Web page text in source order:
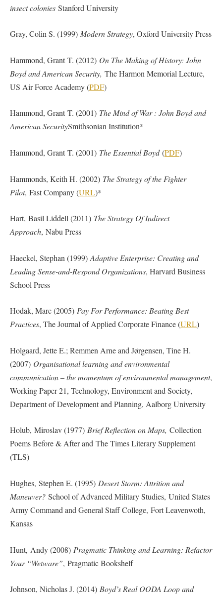
insect colonies Stanford University
Gray, Colin S. (1999) Modern Strategy, Oxford University Press
Hammond, Grant T. (2012) On The Making of History: John
Boyd and American Security, The Harmon Memorial Lecture,
US Air Force Academy (PDF)
Hammond, Grant T. (2001) The Mind of War : John Boyd and
American SecuritySmithsonian Institution*
Hammond, Grant T. (2001) The Essential Boyd(PDF)
Hammonds, Keith H. (2002) The Strategy of the Fighter
Pilot, Fast Company (URL)*
Hart, Basil Liddell (2011) The Strategy Of Indirect
Approach, Nabu Press
Haeckel, Stephan (1999) Adaptive Enterprise: Creating and
Leading Sense-and-Respond Organizations, Harvard Business
School Press
Hodak, Marc (2005) Pay For Performance: Beating Best
Practices, The Journal of Applied Corporate Finance (URL)
Holgaard, Jette E.; Remmen Arne and Jørgensen, Tine H.
(2007) Organisational learning and environmental
communication – the momentum of environmental management,
Working Paper 21, Technology, Environment and Society,
Department of Development and Planning, Aalborg University
Holub, Miroslav (1977) Brief Reflection on Maps, Collection
Poems Before & After and The Times Literary Supplement
(TLS)
Hughes, Stephen E. (1995) Desert Storm: Attrition and
Maneuver? School of Advanced Military Studies, United States
Army Command and General Staff College, Fort Leavenwoth,
Kansas
Hunt, Andy (2008) Pragmatic Thinking and Learning: Refactor
Your “Wetware”, Pragmatic Bookshelf
Johnson, Nicholas J. (2014) Boyd’s Real OODA Loop and